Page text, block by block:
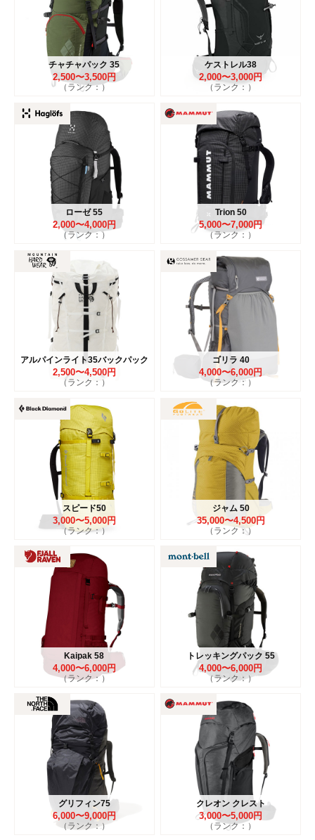
チャチャパック 35
2,500〜3,500円
（ランク：）
ケストレル38
2,000〜3,000円
（ランク：）
ローゼ 55
2,000〜4,000円
（ランク：）
Trion 50
5,000〜7,000円
（ランク：）
アルパインライト35バックパック
2,500〜4,500円
（ランク：）
ゴリラ 40
4,000〜6,000円
（ランク：）
スピード50
3,000〜5,000円
（ランク：）
ジャム 50
35,000〜4,500円
（ランク：）
Kaipak 58
4,000〜6,000円
（ランク：）
トレッキングパック 55
4,000〜6,000円
（ランク：）
グリフィン75
6,000〜9,000円
（ランク：）
クレオン クレスト
3,000〜5,000円
（ランク：）